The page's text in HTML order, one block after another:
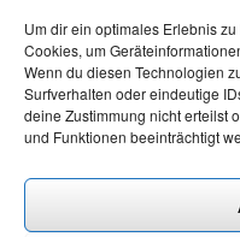
Um dir ein optimales Erlebnis
Cookies, um
Wenn du diesen Technologien
Surfverhalten oder eindeutige
deine Zustimmung nicht erteilst
und Funktionen beeinträchtigt
Cookie-Richtlinie—